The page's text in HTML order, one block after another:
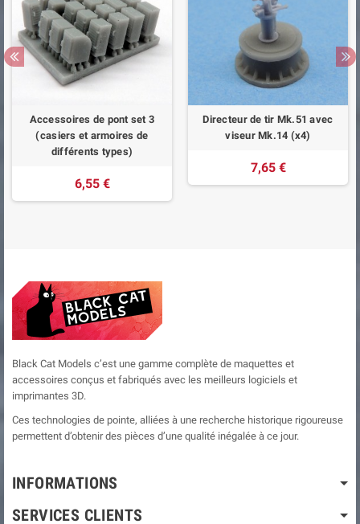
Accessoires de pont set 3
(casiers et armoires de
différents types)
6,55 €
Directeur de tir Mk.51 avec
viseur Mk.14 (x4)
7,65 €
Black Cat Models c’est une gamme complète de maquettes et
accessoires conçus et fabriqués avec les meilleurs logiciels et
imprimantes 3D.
Ces technologies de pointe, alliées à une recherche historique rigoureuse
permettent d’obtenir des pièces d’une qualité inégalée à ce jour.
INFORMATIONS
SERVICES CLIENTS